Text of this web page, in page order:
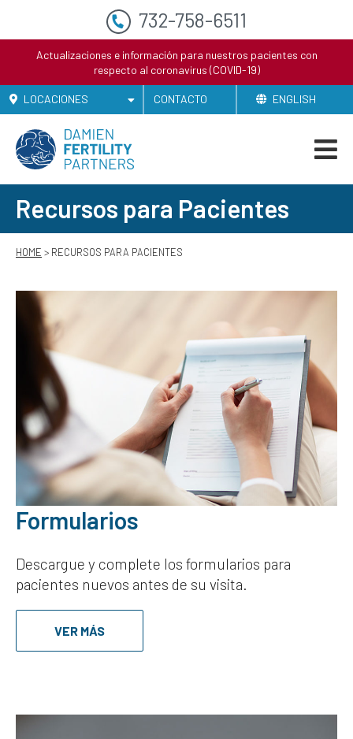
Actualizaciones e información para nuestros pacientes con
respecto al coronavirus (COVID-19)
LOCACIONES CONTACTO ENGLISH
732-758-6511
Recursos para Pacientes
HOME > RECURSOS PARA PACIENTES
Formularios
Descargue y complete los formularios para
pacientes nuevos antes de su visita.
VER MÁS